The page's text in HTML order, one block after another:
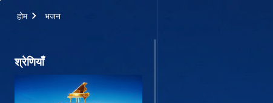
होम भजन
श्रेणियाँ